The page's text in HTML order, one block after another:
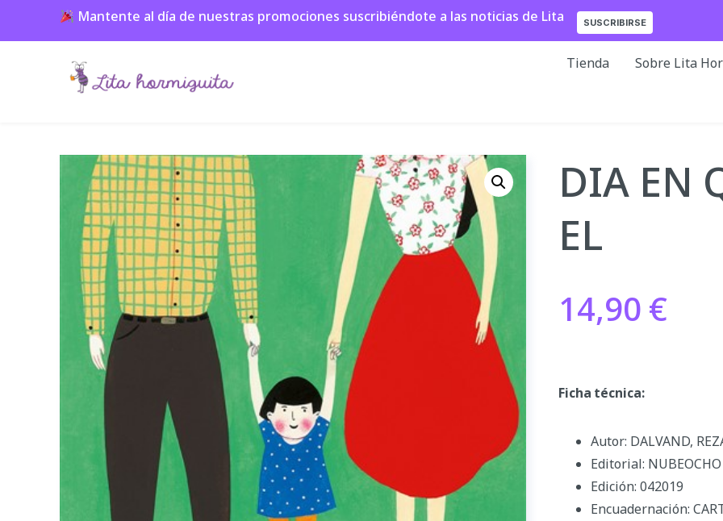
Mantente al día de nuestras promociones suscribiéndote a las noticias de Lita SUSCRIBIRSE
Tienda Sobre Lita
DIA EN
EL
14,90 €
Ficha técnica:
Autor: DALVAND,
Editorial: NUBEOCHO
Edición: 042019
Encuadernación: